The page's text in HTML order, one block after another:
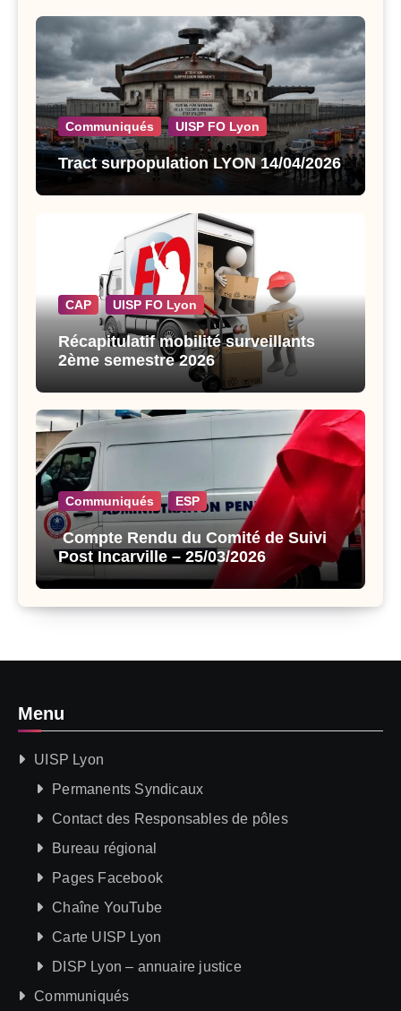
Communiqués UISP FO Lyon
Tract surpopulation LYON 14/04/2026
CAP UISP FO Lyon
Récapitulatif mobilité surveillants
2ème semestre 2026
Communiqués ESP
Compte Rendu du Comité de Suivi
Post Incarville – 25/03/2026
Menu
UISP Lyon
Permanents Syndicaux
Contact des Responsables de pôles
Bureau régional
Pages Facebook
Chaîne YouTube
Carte UISP Lyon
DISP Lyon – annuaire justice
Communiqués